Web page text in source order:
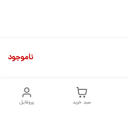
ناموجود
پروفایل سبد خرید